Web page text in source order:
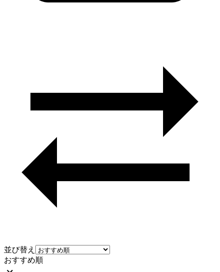
並び替え
おすすめ順